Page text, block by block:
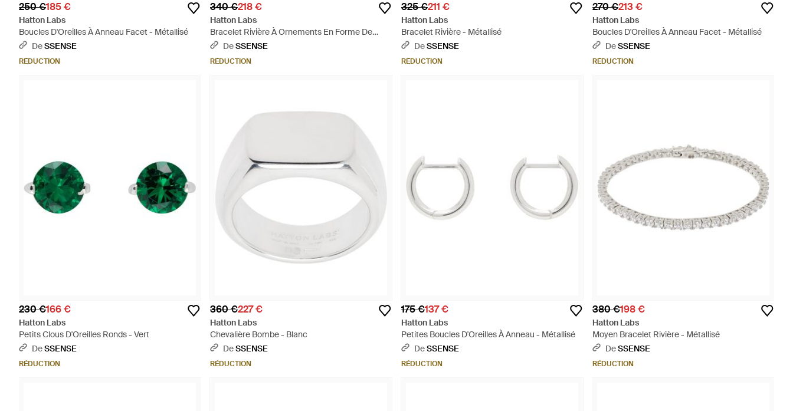
250 €185 €
Hatton Labs
Boucles D'Oreilles À Anneau Facet - Métallisé
DeSSENSE
RÉDUCTION
340 €218 €
Hatton Labs
Bracelet Rivière À Ornements En Forme De
Goutte - Métallisé
DeSSENSE
RÉDUCTION
325 €211 €
Hatton Labs
Bracelet Rivière - Métallisé
DeSSENSE
RÉDUCTION
270 €213 €
Hatton Labs
Boucles D'Oreilles À Anneau Facet - Métallisé
DeSSENSE
RÉDUCTION
230 €166 €
Hatton Labs
Petits Clous D'Oreilles Ronds - Vert
DeSSENSE
RÉDUCTION
360 €227 €
Hatton Labs
Chevalière Bombe - Blanc
DeSSENSE
RÉDUCTION
175 €137 €
Hatton Labs
Petites Boucles D'Oreilles À Anneau - Métallisé
DeSSENSE
RÉDUCTION
380 €198 €
Hatton Labs
Moyen Bracelet Rivière - Métallisé
DeSSENSE
RÉDUCTION